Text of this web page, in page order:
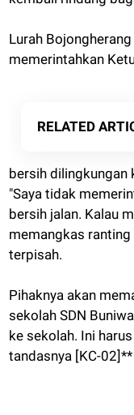
Lurah
memerintahkan
RELATED
bersih dilingkungan
"Saya tidak
bersih jalan. Kalau
memangkas ranting
terpisah.
Pihaknya akan
sekolah SDN
ke sekolah. Ini
tandasnya [KC-02]**